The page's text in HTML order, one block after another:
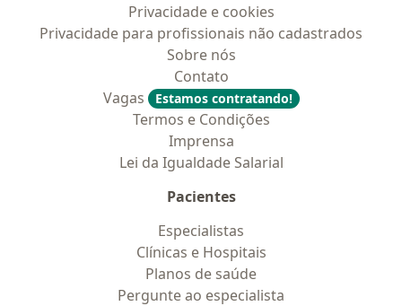
Privacidade e cookies
Privacidade para profissionais não cadastrados
Sobre nós
Contato
Vagas
Estamos contratando!
Termos e Condições
Imprensa
Lei da Igualdade Salarial
Pacientes
Especialistas
Clínicas e Hospitais
Planos de saúde
Pergunte ao especialista